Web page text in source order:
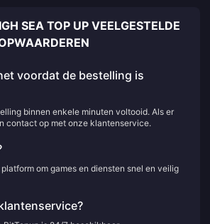
SEA TOP UP VEELGESTELDE
voordat de bestelling is
binnen enkele minuten voltooid. Als er
contact op met onze klantenservice.
om games en diensten snel en veilig